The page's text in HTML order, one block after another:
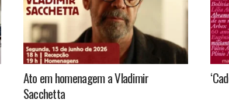
Ato em homenagem a Vladimir
Sacchetta